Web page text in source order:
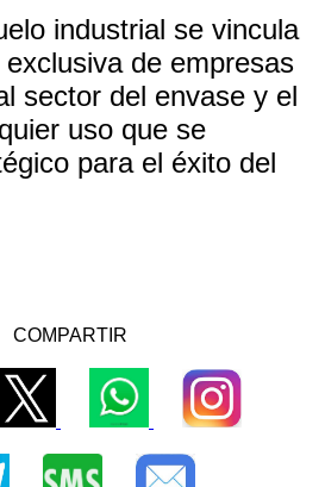
industrial se vincula
de empresas
sector del envase y el
uso que se
para el éxito del
COMPARTIR